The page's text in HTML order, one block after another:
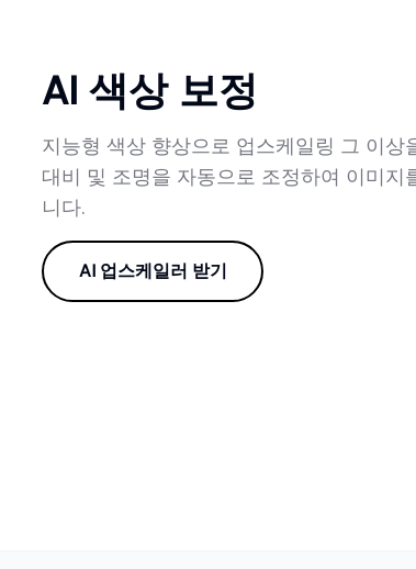
AI 색상 보정
지능형 색상 향상으로 업스케일링 그 이상
대비 및 조명을 자동으로 조정하여 이미
니다.
AI 업스케일러 받기